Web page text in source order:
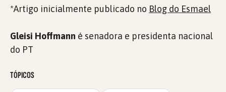
*Artigo inicialmente publicado no Blog do Esmael
Gleisi Hoffmann é senadora e presidenta nacional
do PT
TÓPICOS